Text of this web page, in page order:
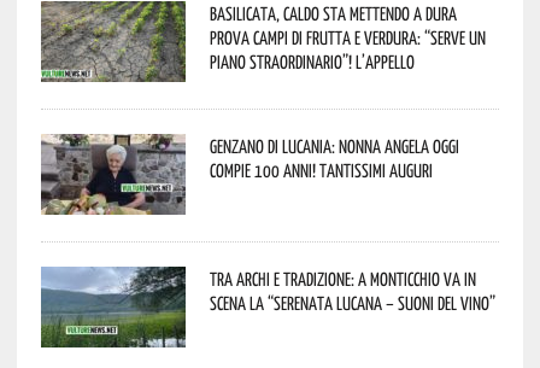
Basilicata, caldo sta mettendo a dura
prova campi di frutta e verdura: “Serve un
piano straordinario”! L’appello
Genzano di Lucania: nonna Angela oggi
compie 100 anni! Tantissimi auguri
Tra archi e tradizione: a Monticchio va in
scena la “Serenata lucana – suoni del vino”